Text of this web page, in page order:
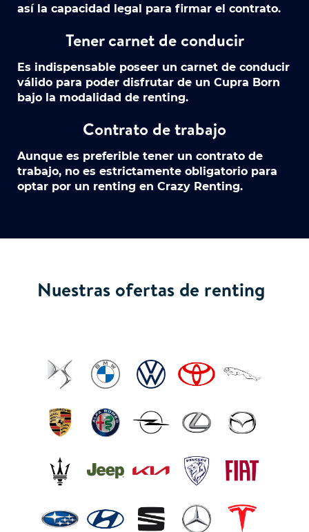
así la capacidad legal para firmar el contrato.
Tener carnet de conducir
Es indispensable poseer un carnet de conducir
válido para poder disfrutar de un Cupra Born
bajo la modalidad de renting.
Contrato de trabajo
Aunque es preferible tener un contrato de
trabajo, no es estrictamente obligatorio para
optar por un renting en Crazy Renting.
Nuestras ofertas de renting